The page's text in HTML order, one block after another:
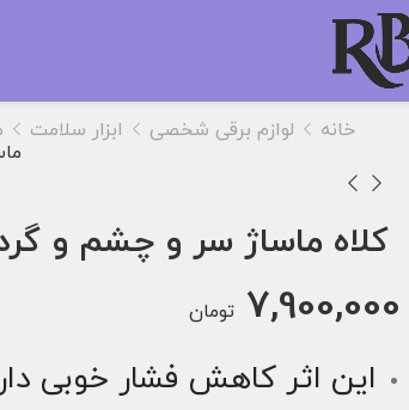
خانه لوازم برقی شخصی ابزار سلامت
کلاه ماساژ سر و چشم و
7,900,000 تومان
این اثر کاهش فشار خوبی